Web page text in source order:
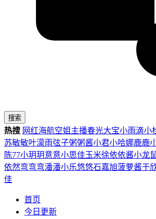
搜索
热搜 网红海航空姐 主播春光大宝小雨滴小
苏敏敏叶濛雨弦子粥粥酱小君小哈娜鹿鹿
陈77小玥玥意意小思佳玉米徐依依酱小龙
依然弯弯弯潘潘小乐悠悠石嘉旭菠萝酱于
佳
首页
今日更新